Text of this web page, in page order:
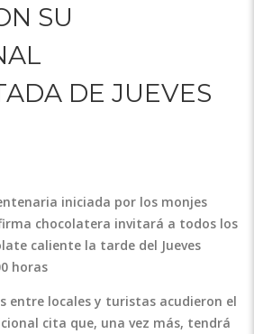
SU
DE JUEVES
iniciada por los monjes
chocolatera invitará a todos los
caliente la tarde del Jueves
horas
entre locales y turistas acudieron el
cita que, una vez más, tendrá